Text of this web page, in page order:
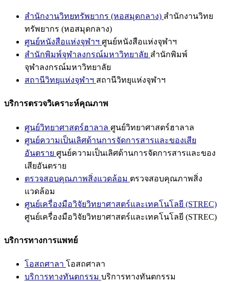
สำนักงานวิทยทรัพยากร (หอสมุดกลาง) สำนักงานวิทย
ทรัพยากร (หอสมุดกลาง)
ศูนย์หนังสือแห่งจุฬาฯ ศูนย์หนังสือแห่งจุฬาฯ
สำนักพิมพ์จุฬาลงกรณ์มหาวิทยาลัย สำนักพิมพ์
จุฬาลงกรณ์มหาวิทยาลัย
สถานีวิทยุแห่งจุฬาฯ สถานีวิทยุแห่งจุฬาฯ
บริการตรวจวิเคราะห์คุณภาพ
ศูนย์วิทยาศาสตร์ฮาลาล ศูนย์วิทยาศาสตร์ฮาลาล
ศูนย์ความเป็นเลิศด้านการจัดการสารและของเสีย
อันตราย ศูนย์ความเป็นเลิศด้านการจัดการสารและของ
เสียอันตราย
ตรวจสอบคุณภาพสิ่งแวดล้อม ตรวจสอบคุณภาพสิ่ง
แวดล้อม
ศูนย์เครื่องมือวิจัยวิทยาศาสตร์และเทคโนโลยี (STREC)
ศูนย์เครื่องมือวิจัยวิทยาศาสตร์และเทคโนโลยี (STREC)
บริการทางการแพทย์
โอสถศาลา โอสถศาลา
บริการทางทันตกรรม บริการทางทันตกรรม